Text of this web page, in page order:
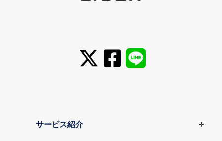
サービス紹介